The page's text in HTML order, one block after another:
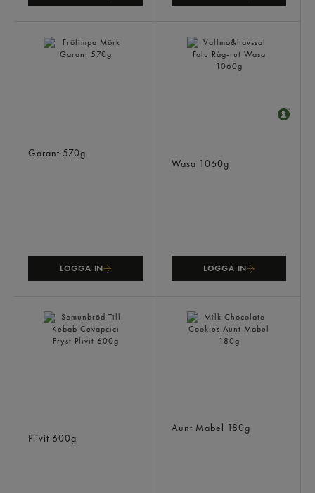
Garant 570g
LOGGA IN
Wasa 1060g
LOGGA IN
Plivit 600g
Aunt Mabel 180g